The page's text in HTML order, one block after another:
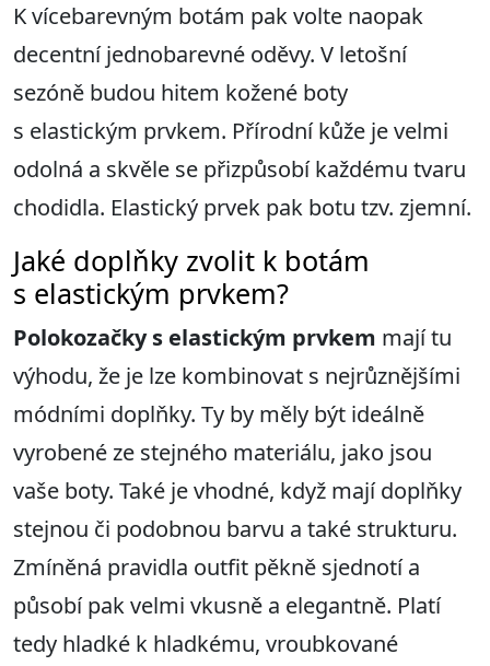
K vícebarevným botám pak volte naopak
decentní jednobarevné oděvy. V letošní
sezóně budou hitem kožené boty
s elastickým prvkem. Přírodní kůže je velmi
odolná a skvěle se přizpůsobí každému tvaru
chodidla. Elastický prvek pak botu tzv. zjemní.
Jaké doplňky zvolit k botám
s elastickým prvkem?
Polokozačky s elastickým prvkem mají tu
výhodu, že je lze kombinovat s nejrůznějšími
módními doplňky. Ty by měly být ideálně
vyrobené ze stejného materiálu, jako jsou
vaše boty. Také je vhodné, když mají doplňky
stejnou či podobnou barvu a také strukturu.
Zmíněná pravidla outfit pěkně sjednotí a
působí pak velmi vkusně a elegantně. Platí
tedy hladké k hladkému, vroubkované